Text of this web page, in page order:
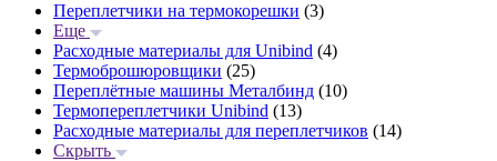
Переплетчики на термокорешки (3)
Еще
Расходные материалы для Unibind (4)
Термоброшюровщики (25)
Переплётные машины Металбинд (10)
Термопереплетчики Unibind (13)
Расходные материалы для переплетчиков (14)
Скрыть